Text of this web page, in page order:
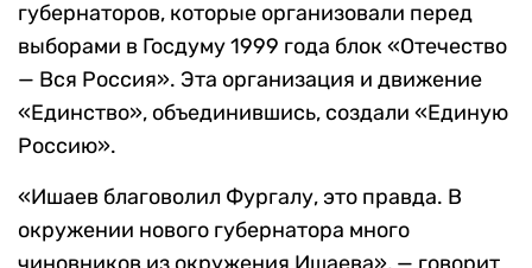
губернаторов, которые организовали перед
выборами в Госдуму 1999 года блок «Отечество
— Вся Россия». Эта организация и движение
«Единство», объединившись, создали «Единую
Россию».
«Ишаев благоволил Фургалу, это правда. В
окружении нового губернатора много